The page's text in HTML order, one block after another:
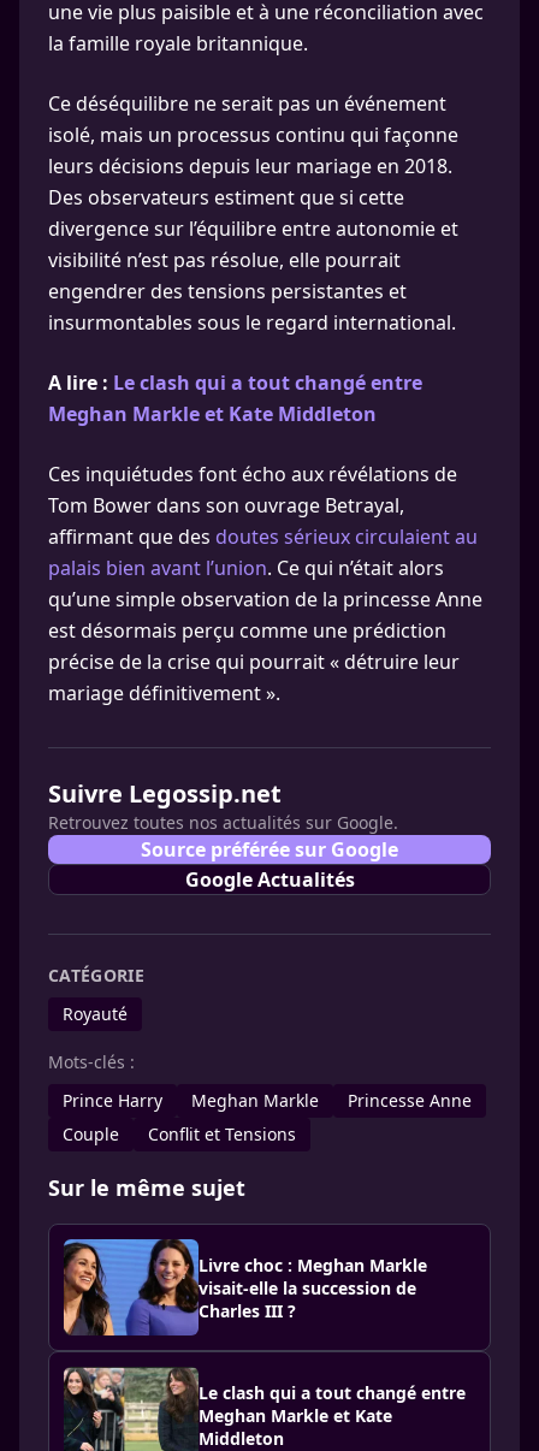
une vie plus paisible et à une réconciliation avec
la famille royale britannique.
Ce déséquilibre ne serait pas un événement
isolé, mais un processus continu qui façonne
leurs décisions depuis leur mariage en 2018.
Des observateurs estiment que si cette
divergence sur l’équilibre entre autonomie et
visibilité n’est pas résolue, elle pourrait
engendrer des tensions persistantes et
insurmontables sous le regard international.
A lire : Le clash qui a tout changé entre
Meghan Markle et Kate Middleton
Ces inquiétudes font écho aux révélations de
Tom Bower dans son ouvrage Betrayal,
affirmant que des doutes sérieux circulaient au
palais bien avant l’union. Ce qui n’était alors
qu’une simple observation de la princesse Anne
est désormais perçu comme une prédiction
précise de la crise qui pourrait « détruire leur
mariage définitivement ».
Suivre Legossip.net
Retrouvez toutes nos actualités sur Google.
Source préférée sur Google
Google Actualités
CATÉGORIE
Royauté
Mots-clés :
Prince Harry
Meghan Markle
Princesse Anne
Couple
Conflit et Tensions
Sur le même sujet
Livre choc : Meghan Markle
visait-elle la succession de
Charles III ?
Le clash qui a tout changé entre
Meghan Markle et Kate
Middleton